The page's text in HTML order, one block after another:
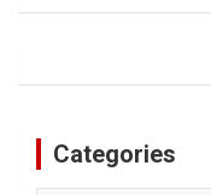
Categories